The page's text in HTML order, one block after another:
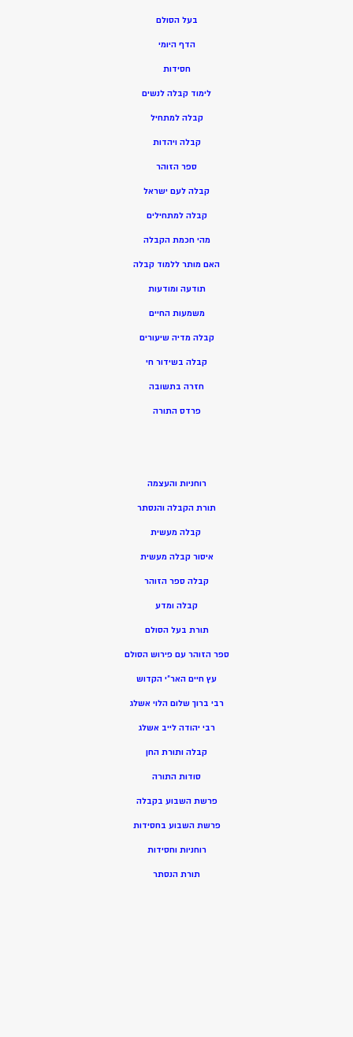
בעל הסולם
הדף היומי
חסידות
לימוד קבלה לנשים
קבלה למתחיל
קבלה ויהדות
ספר הזוהר
קבלה לעם ישראל
קבלה למתחילים
מהי חכמת הקבלה
האם מותר ללמוד קבלה
תודעה ומודעות
משמעות החיים
קבלה מדיה שיעורים
קבלה בשידור חי
חזרה בתשובה
פרדס התורה
רוחניות והעצמה
תורת הקבלה והנסתר
קבלה מעשית
איסור קבלה מעשית
קבלה ספר הזוהר
קבלה ומדע
תורת בעל הסולם
ספר הזוהר עם פירוש הסולם
עץ חיים האר”י הקדוש
רבי ברוך שלום הלוי אשלג
רבי יהודה לייב אשלג
קבלה ותורת החן
סודות התורה
פרשת השבוע בקבלה
פרשת השבוע בחסידות
רוחניות וחסידות
תורת הנסתר